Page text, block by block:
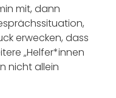
mit, dann
erwecken, dass
„Helfer*innen
nicht allein